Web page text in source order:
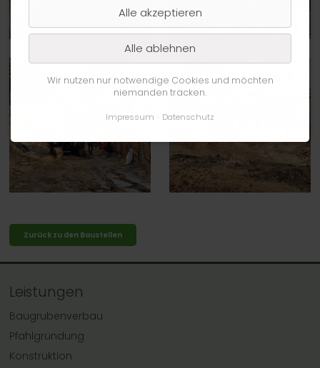
Zurück zu den Baustellen
Leistungen
Baugrubenverbau
Pfahlgründung
Konstruktion
Alle akzeptieren
Alle ablehnen
Wir nutzen nur notwendige Cookies und möchten
niemanden tracken.
Impressum Datenschutz